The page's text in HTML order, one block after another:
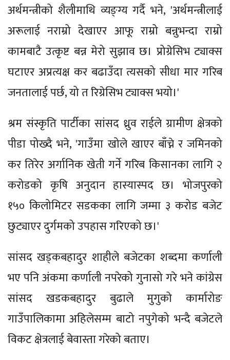
अर्थमन्त्रीको शैलीमाथि व्यङ्ग्य गर्दै भने, 'अर्थमन्त्रीलाई
अरूलाई नराम्रो देखाएर आफू राम्रो बन्नुभन्दा राम्रो
कामबाटै उत्कृष्ट बन्न मेरो सुझाव छ। प्रोग्रेसिभ ट्याक्स
घटाएर अप्रत्यक्ष कर बढाउँदा त्यसको सीधा मार गरिब
जनतालाई पर्छ, यो त रिग्रेसिभ ट्याक्स भयो।'
श्रम संस्कृति पार्टीका सांसद ध्रुव राईले ग्रामीण क्षेत्रको
पीडा पोख्दै भने, 'गाउँमा खोले खाएर बाँच्ने र जमिनको
कर तिरेर अर्गानिक खेती गर्ने गरिब किसानका लागि २
करोडको कृषि अनुदान हास्यास्पद छ। भोजपुरको
१५० किलोमिटर सडकका लागि जम्मा ३ करोड बजेट
छुट्याएर दुर्गमको उपहास गरिएको छ।'
सांसद खड्कबहादुर शाहीले बजेटका शब्दमा कर्णाली
भए पनि अंकमा कर्णाली नपरेको गुनासो गरे भने कांग्रेस
सांसद खडकबहादुर बुढाले मुगुको कार्मारोङ
गाउँपालिकामा अहिलेसम्म बाटो नपुगेको भन्दै बजेटले
विकट क्षेत्रलाई बेवास्ता गरेको बताए।